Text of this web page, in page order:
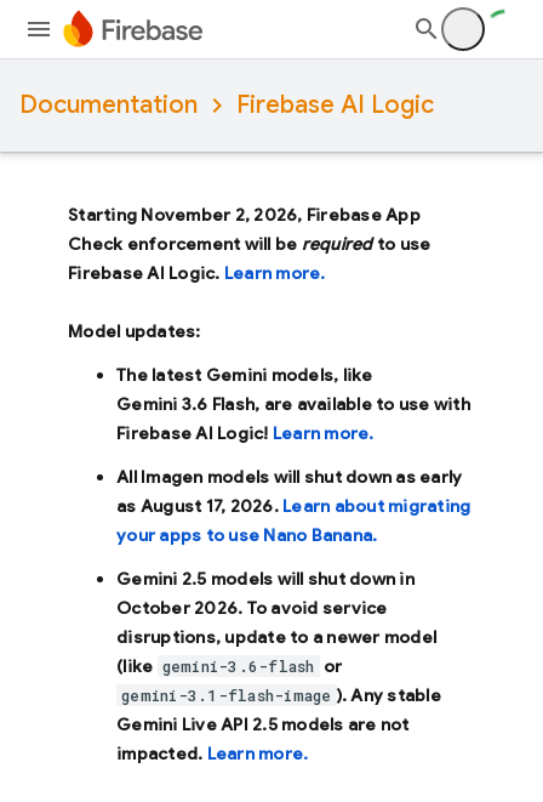
Documentation Firebase AI Logic
Starting November 2, 2026, Firebase App
Check enforcement will be requiredto use
Firebase AI Logic. Learn more.
Model updates:
The latest Gemini models, like
Gemini 3.6 Flash, are available to use with
Firebase AI Logic! Learn more.
All Imagen models will shut down as early
as August 17, 2026. Learn about migrating
your apps to use Nano Banana.
Gemini 2.5 models will shut down in
October 2026. To avoid service
disruptions, update to a newer model
(like gemini-3.6-flash or
gemini-3.1-flash-image ). Any stable
Gemini Live API 2.5 models are not
impacted. Learn more.